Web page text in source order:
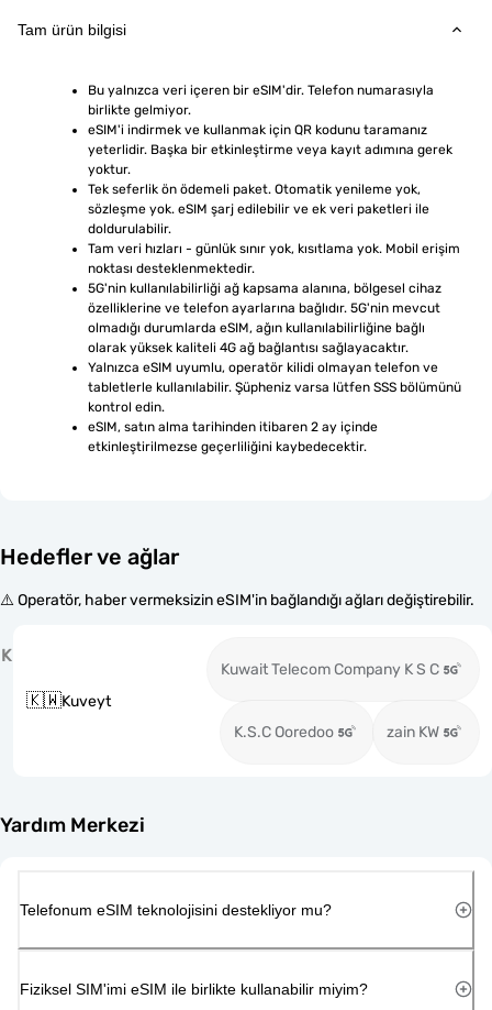
Tam ürün bilgisi
Bu yalnızca veri içeren bir eSIM'dir. Telefon numarasıyla
birlikte gelmiyor.
eSIM'i indirmek ve kullanmak için QR kodunu taramanız
yeterlidir. Başka bir etkinleştirme veya kayıt adımına gerek
yoktur.
Tek seferlik ön ödemeli paket. Otomatik yenileme yok,
sözleşme yok. eSIM şarj edilebilir ve ek veri paketleri ile
doldurulabilir.
Tam veri hızları - günlük sınır yok, kısıtlama yok. Mobil erişim
noktası desteklenmektedir.
5G'nin kullanılabilirliği ağ kapsama alanına, bölgesel cihaz
özelliklerine ve telefon ayarlarına bağlıdır. 5G'nin mevcut
olmadığı durumlarda eSIM, ağın kullanılabilirliğine bağlı
olarak yüksek kaliteli 4G ağ bağlantısı sağlayacaktır.
Yalnızca eSIM uyumlu, operatör kilidi olmayan telefon ve
tabletlerle kullanılabilir. Şüpheniz varsa lütfen SSS bölümünü
kontrol edin.
eSIM, satın alma tarihinden itibaren 2 ay içinde
etkinleştirilmezse geçerliliğini kaybedecektir.
Hedefler ve ağlar
⚠️ Operatör, haber vermeksizin eSIM'in bağlandığı ağları değiştirebilir.
K
🇰🇼Kuveyt
Kuwait Telecom Company K S C
K.S.C Ooredoo zain KW
Yardım Merkezi
Telefonum eSIM teknolojisini destekliyor mu?
Fiziksel SIM'imi eSIM ile birlikte kullanabilir miyim?